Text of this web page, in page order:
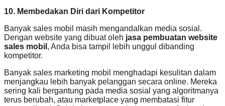
10. Membedakan Diri dari Kompetitor
Banyak sales mobil masih mengandalkan media sosial.
Dengan website yang dibuat oleh jasa pembuatan website
sales mobil , Anda bisa tampil lebih unggul dibanding
kompetitor.
Banyak sales marketing mobil menghadapi kesulitan dalam
menjangkau lebih banyak pelanggan secara online. Mereka
sering kali bergantung pada media sosial yang algoritmanya
terus berubah, atau marketplace yang membatasi fitur